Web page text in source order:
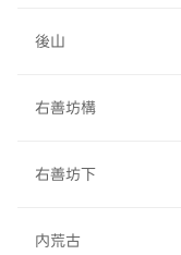
後山
右善坊構
右善坊下
内荒古